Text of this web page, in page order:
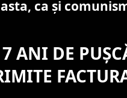
asta, ca și
7 ANI DE